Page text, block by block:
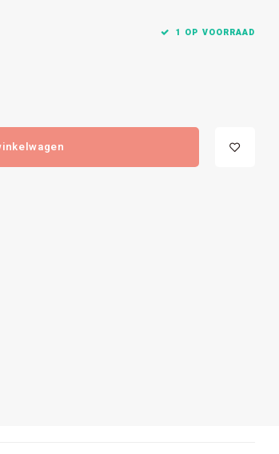
1 OP VOORRAAD